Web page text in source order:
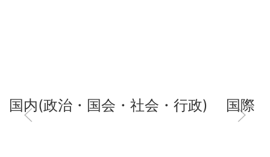
国内(政治・国会・社会・行政) 国際